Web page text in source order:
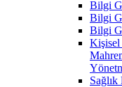
Bilgi
Bilgi
Bilgi
Kişisel